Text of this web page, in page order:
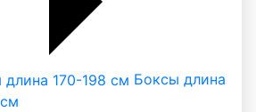
Боксы длина